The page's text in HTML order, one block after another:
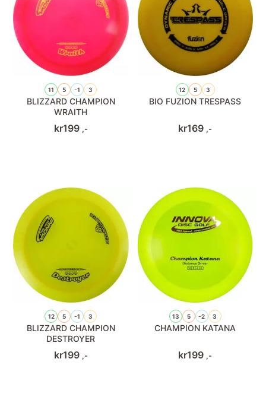
11 5 -1 3
BLIZZARD CHAMPION
WRAITH
kr199 ,-
12 5 3
BIO FUZION TRESPASS
kr169 ,-
12 5 -1 3
BLIZZARD CHAMPION
DESTROYER
kr199 ,-
13 5 -2 3
CHAMPION KATANA
kr199 ,-